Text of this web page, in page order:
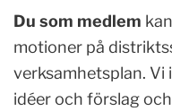
Du som medlem
motioner på
verksamhetsplan. Vi
idéer och förslag